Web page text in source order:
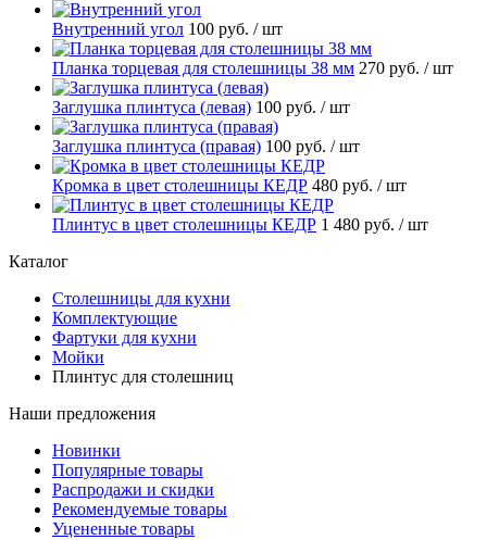
Внутренний угол 100 руб. / шт
Планка торцевая для столешницы 38 мм 270 руб. / шт
Заглушка плинтуса (левая) 100 руб. / шт
Заглушка плинтуса (правая) 100 руб. / шт
Кромка в цвет столешницы КЕДР 480 руб. / шт
Плинтус в цвет столешницы КЕДР 1 480 руб. / шт
Каталог
Столешницы для кухни
Комплектующие
Фартуки для кухни
Мойки
Плинтус для столешниц
Наши предложения
Новинки
Популярные товары
Распродажи и скидки
Рекомендуемые товары
Уцененные товары